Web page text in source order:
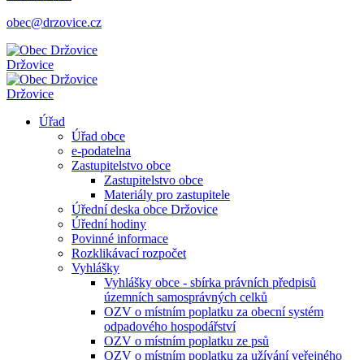
obec@drzovice.cz
Držovice
Držovice
Úřad
Úřad obce
e-podatelna
Zastupitelstvo obce
Zastupitelstvo obce
Materiály pro zastupitele
Úřední deska obce Držovice
Úřední hodiny
Povinné informace
Rozklikávací rozpočet
Vyhlášky
Vyhlášky obce - sbírka právních předpisů
územních samosprávných celků
OZV o místním poplatku za obecní systém
odpadového hospodářství
OZV o místním poplatku ze psů
OZV o místním poplatku za užívání veřejného